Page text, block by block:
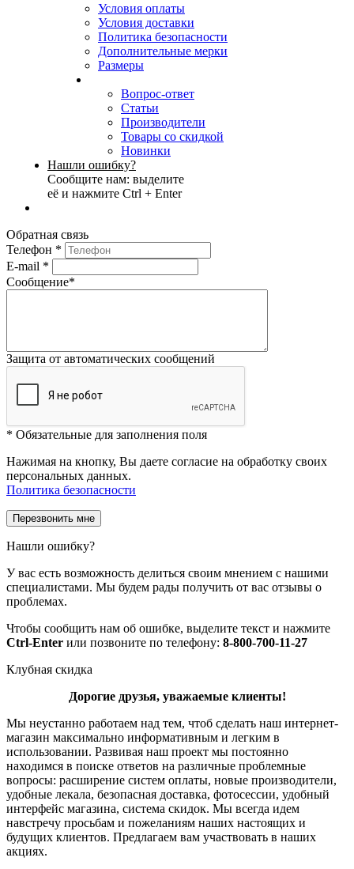
Условия оплаты
Условия доставки
Политика безопасности
Дополнительные мерки
Размеры
Вопрос-ответ
Статьи
Производители
Товары со скидкой
Новинки
Нашли ошибку?
Сообщите нам: выделите
её и нажмите Ctrl + Enter
Обратная связь
Телефон *
E-mail *
Сообщение*
Защита от автоматических сообщений
* Обязательные для заполнения поля
Нажимая на кнопку, Вы даете согласие на обработку своих
персональных данных.
Политика безопасности
Нашли ошибку?
У вас есть возможность делиться своим мнением с нашими
специалистами. Мы будем рады получить от вас отзывы о
проблемах.
Чтобы сообщить нам об ошибке, выделите текст и нажмите
Ctrl-Enter или позвоните по телефону: 8-800-700-11-27
Клубная скидка
Дорогие друзья, уважаемые клиенты!
Мы неустанно работаем над тем, чтоб сделать наш интернет-
магазин максимально информативным и легким в
использовании. Развивая наш проект мы постоянно
находимся в поиске ответов на различные проблемные
вопросы: расширение систем оплаты, новые производители,
удобные лекала, безопасная доставка, фотосессии, удобный
интерфейс магазина, система скидок. Мы всегда идем
навстречу просьбам и пожеланиям наших настоящих и
будущих клиентов. Предлагаем вам участвовать в наших
акциях.